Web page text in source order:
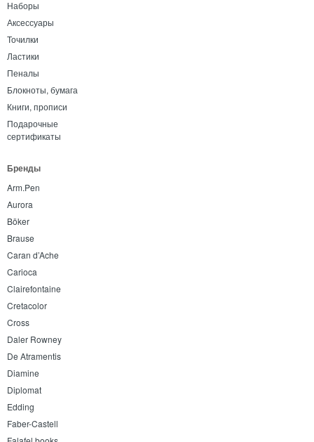
Наборы
Аксессуары
Точилки
Ластики
Пеналы
Блокноты, бумага
Книги, прописи
Подарочные
сертификаты
Бренды
Arm.Pen
Aurora
Böker
Brause
Caran d’Ache
Carioca
Clairefontaine
Cretacolor
Cross
Daler Rowney
De Atramentis
Diamine
Diplomat
Edding
Faber-Castell